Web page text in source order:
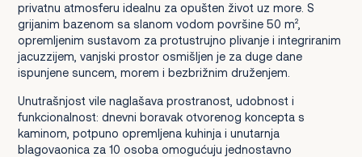
privatnu atmosferu idealnu za opušten život uz more. S
grijanim bazenom sa slanom vodom površine 50 m²,
opremljenim sustavom za protustrujno plivanje i integriranim
jacuzzijem, vanjski prostor osmišljen je za duge dane
ispunjene suncem, morem i bezbrižnim druženjem.
Unutrašnjost vile naglašava prostranost, udobnost i
funkcionalnost: dnevni boravak otvorenog koncepta s
kaminom, potpuno opremljena kuhinja i unutarnja
blagovaonica za 10 osoba omogućuju jednostavno